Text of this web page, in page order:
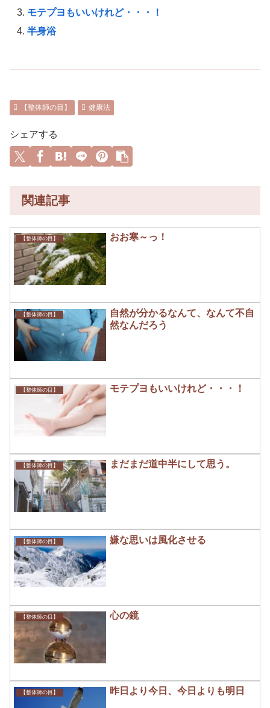
モテプヨもいいけれど・・・！
半身浴
【整体師の目】 健康法
シェアする
関連記事
【整体師の目】 おお寒～っ！
【整体師の目】
自然が分かるなんて、なんて不自
然なんだろう
【整体師の目】 モテプヨもいいけれど・・・！
【整体師の目】 まだまだ道中半にして思う。
【整体師の目】 嫌な思いは風化させる
【整体師の目】 心の鏡
【整体師の目】 昨日より今日、今日よりも明日